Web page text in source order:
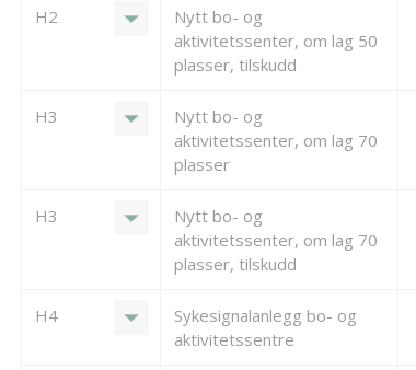
H2 arrow_drop_down
Nytt bo- og
aktivitetssenter, om lag 50
plasser, tilskudd
H3 arrow_drop_down
Nytt bo- og
aktivitetssenter, om lag 70
plasser
H3 arrow_drop_down
Nytt bo- og
aktivitetssenter, om lag 70
plasser, tilskudd
H4 arrow_drop_down
Sykesignalanlegg bo- og
aktivitetssentre